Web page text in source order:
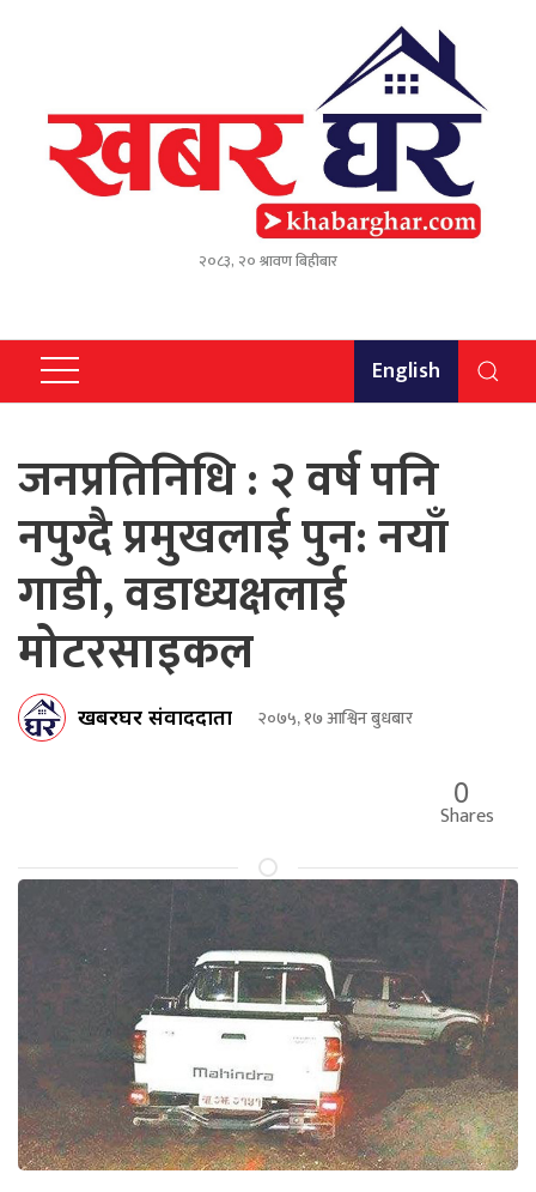
२०८३, २० श्रावण बिहीबार
English
जनप्रतिनिधि : २ वर्ष पनि
नपुग्दै प्रमुखलाई पुन: नयाँ
गाडी, वडाध्यक्षलाई
मोटरसाइकल
खबरघर संवाददाता २०७५, १७ आश्विन बुधबार
0
Shares